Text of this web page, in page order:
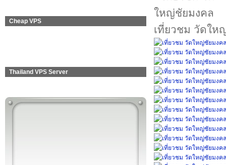
Cheap VPS
Thailand VPS Server
เที่ยวชม วัดให